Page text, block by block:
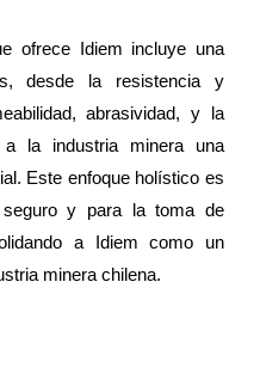
ofrece Idiem incluye una
desde la resistencia y
abrasividad, y la
la industria minera una
Este enfoque holístico es
seguro y para la toma de
a Idiem como un
minera chilena.